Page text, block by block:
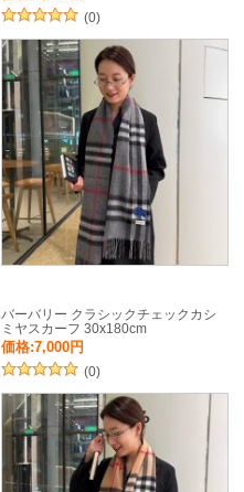
(0)
バーバリー クラシックチェックカシ
ミヤスカーフ 30x180cm
価格:7,000円
(0)